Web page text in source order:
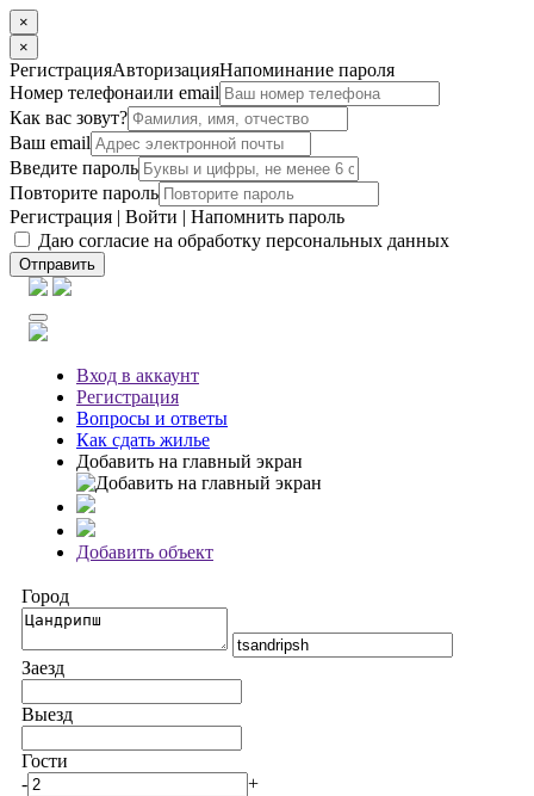
×
×
РегистрацияАвторизацияНапоминание пароля
Номер телефонаили email
Как вас зовут?
Ваш email
Введите пароль
Повторите пароль
Регистрация | Войти | Напомнить пароль
Даю согласие на обработку персональных данных
Отправить
Вход в аккаунт
Регистрация
Вопросы и ответы
Как сдать жилье
Добавить на главный экран
Добавить объект
Город
Заезд
Выезд
Гости
-
+